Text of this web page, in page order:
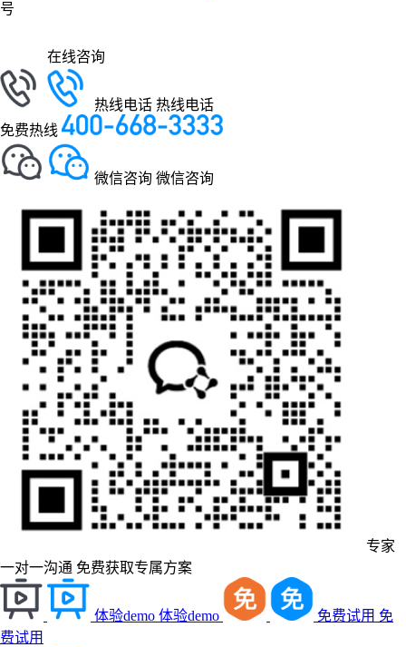
号
在线咨询
热线电话 热线电话
免费热线
微信咨询 微信咨询
专家
一对一沟通 免费获取专属方案
体验demo 体验demo 免费试用 免
费试用